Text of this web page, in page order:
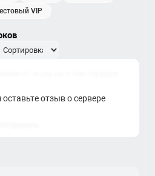
Тестовый VIP
отзыв о сервере